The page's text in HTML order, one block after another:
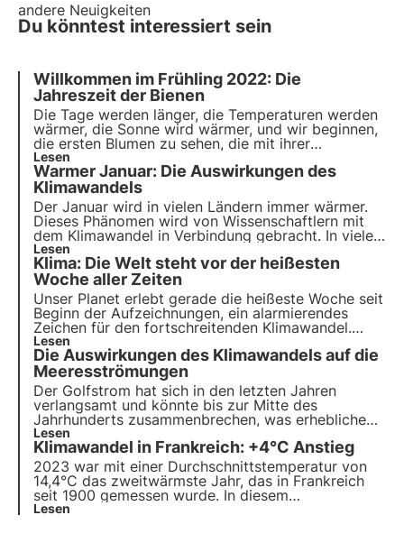
andere Neuigkeiten
Du könntest interessiert sein
Willkommen im Frühling 2022: Die
Jahreszeit der Bienen
Die Tage werden länger, die Temperaturen werden
wärmer, die Sonne wird wärmer, und wir beginnen,
die ersten Blumen zu sehen, die mit ihrer
leuchtenden Farbe das Grau des Winters
durchbrechen. Der Frühling steht vor der Tür:
Dieses Jahr werden wir ihn offiziell am 20. März
begrüßen!
Lesen
Warmer Januar: Die Auswirkungen des
Klimawandels
Der Januar wird in vielen Ländern immer wärmer.
Dieses Phänomen wird von Wissenschaftlern mit
dem Klimawandel in Verbindung gebracht. In vielen
Gebieten der Welt kommt es immer häufiger und
intensiver zu Bränden, Dürren und
Überschwemmungen, wodurch Ökosysteme und
Bestäuber gefährdet sind.
Lesen
Klima: Die Welt steht vor der heißesten
Woche aller Zeiten
Unser Planet erlebt gerade die heißeste Woche seit
Beginn der Aufzeichnungen, ein alarmierendes
Zeichen für den fortschreitenden Klimawandel.
Erfahren Sie, welche Folgen das für die biologische
Vielfalt hat und welche Maßnahmen wir ergreifen
müssen, um sie angesichts des Klimawandels zu
erhalten.
Lesen
Die Auswirkungen des Klimawandels auf die
Meeresströmungen
Der Golfstrom hat sich in den letzten Jahren
verlangsamt und könnte bis zur Mitte des
Jahrhunderts zusammenbrechen, was erhebliche
Folgen für das weltweite Klima hätte:
Niederschläge, Winde und Temperaturen würden
beeinträchtigt.
Lesen
Klimawandel in Frankreich: +4°C Anstieg
2023 war mit einer Durchschnittstemperatur von
14,4°C das zweitwärmste Jahr, das in Frankreich
seit 1900 gemessen wurde. In diesem
Zusammenhang wird der "Dritte Nationale Plan zur
Lesen